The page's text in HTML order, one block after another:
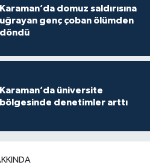
Karaman’da domuz saldırısına
uğrayan genç çoban ölümden
döndü
Karaman’da üniversite
bölgesinde denetimler arttı